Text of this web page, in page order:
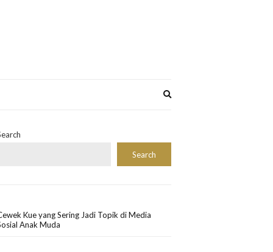
Search
Kue yang Sering Jadi Topik di Media
Anak Muda